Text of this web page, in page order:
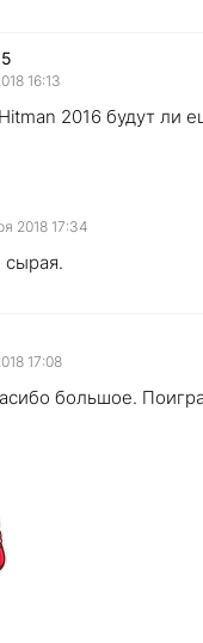
16:13
2016 будут ли
2018 17:34
17:08
большое.